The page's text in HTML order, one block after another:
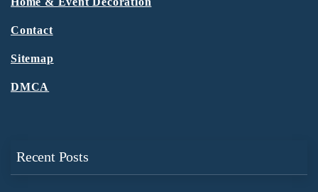
Contact
Sitemap
DMCA
Recent Posts